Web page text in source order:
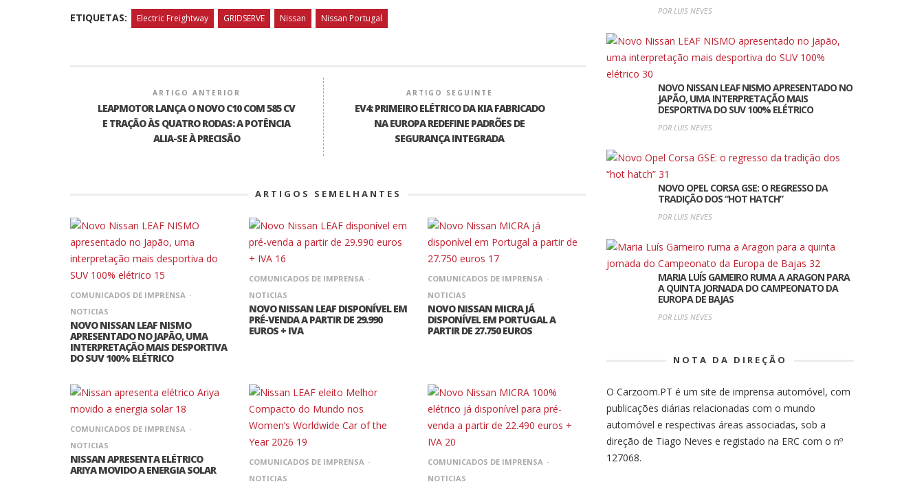
ETIQUETAS: Electric Freightway GRIDSERVE Nissan Nissan Portugal
ARTIGO ANTERIOR
LEAPMOTOR LANÇA O NOVO C10 COM 585 CV
E TRAÇÃO ÀS QUATRO RODAS: A POTÊNCIA
ALIA-SE À PRECISÃO
ARTIGO SEGUINTE
EV4: PRIMEIRO ELÉTRICO DA KIA FABRICADO
NA EUROPA REDEFINE PADRÕES DE
SEGURANÇA INTEGRADA
ARTIGOS SEMELHANTES
COMUNICADOS DE IMPRENSA
NOTICIAS
NOVO NISSAN LEAF NISMO
APRESENTADO NO JAPÃO, UMA
INTERPRETAÇÃO MAIS DESPORTIVA
DO SUV 100% ELÉTRICO
COMUNICADOS DE IMPRENSA
NOTICIAS
NOVO NISSAN LEAF DISPONÍVEL EM
PRÉ-VENDA A PARTIR DE 29.990
EUROS + IVA
COMUNICADOS DE IMPRENSA
NOTICIAS
NOVO NISSAN MICRA JÁ
DISPONÍVEL EM PORTUGAL A
PARTIR DE 27.750 EUROS
COMUNICADOS DE IMPRENSA
NOTICIAS
NISSAN APRESENTA ELÉTRICO
ARIYA MOVIDO A ENERGIA SOLAR
COMUNICADOS DE IMPRENSA
NOTICIAS
COMUNICADOS DE IMPRENSA
NOTICIAS
POR LUIS NEVES
NOVO NISSAN LEAF NISMO APRESENTADO NO
JAPÃO, UMA INTERPRETAÇÃO MAIS
DESPORTIVA DO SUV 100% ELÉTRICO
POR LUIS NEVES
NOVO OPEL CORSA GSE: O REGRESSO DA
TRADIÇÃO DOS “HOT HATCH”
POR LUIS NEVES
MARIA LUÍS GAMEIRO RUMA A ARAGON PARA
A QUINTA JORNADA DO CAMPEONATO DA
EUROPA DE BAJAS
POR LUIS NEVES
NOTA DA DIREÇÃO
O Carzoom.PT é um site de imprensa automóvel, com
publicações diárias relacionadas com o mundo
automóvel e respectivas áreas associadas, sob a
direção de Tiago Neves e registado na ERC com o nº
127068.